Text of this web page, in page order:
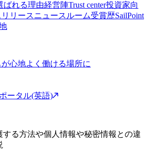
ばれる理由経営陣Trust center投資家向
リースニュースルーム受賞歴SailPoint
心地よく働ける場所に
ータル(英語)
する方法や個人情報や秘密情報との違